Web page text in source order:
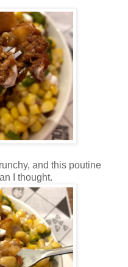
and this poutine
I thought.